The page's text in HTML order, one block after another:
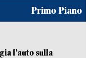
Primo Piano
l’auto sulla